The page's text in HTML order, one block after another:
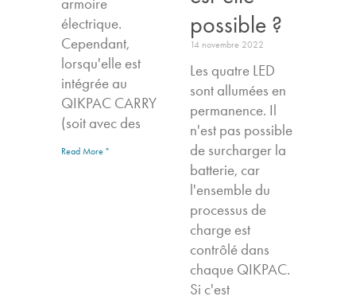
armoire
électrique.
Cependant,
lorsqu'elle est
intégrée au
QIKPAC CARRY
(soit avec des
Read More "
possible ?
14 novembre 2022
Les quatre LED
sont allumées en
permanence. Il
n'est pas possible
de surcharger la
batterie, car
l'ensemble du
processus de
charge est
contrôlé dans
chaque QIKPAC.
Si c'est